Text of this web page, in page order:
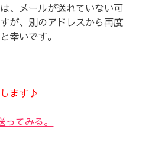
、メールが送れていない可
が、別のアドレスから再度
幸いです。
ます♪
てみる。